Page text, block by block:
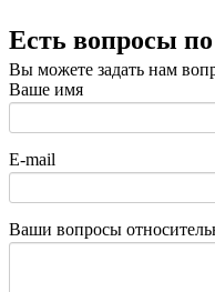
Есть вопросы по
Вы можете задать нам
Ваше имя
E-mail
Ваши вопросы